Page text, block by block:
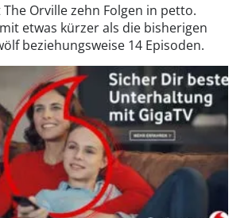
Orville zehn Folgen in petto.
etwas kürzer als die bisherigen
beziehungsweise 14 Episoden.